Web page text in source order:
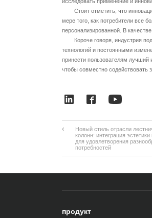
Стоит отметить, что
мере того, как потребители все
персонализированной. В
Короче говоря, индустрия
технологий и постоянными
принести пользователям лучший
чтобы совместно содействовать
Новый стиль отрасли
колонн: интеграция
для удовлетворения
потребностей
продукт